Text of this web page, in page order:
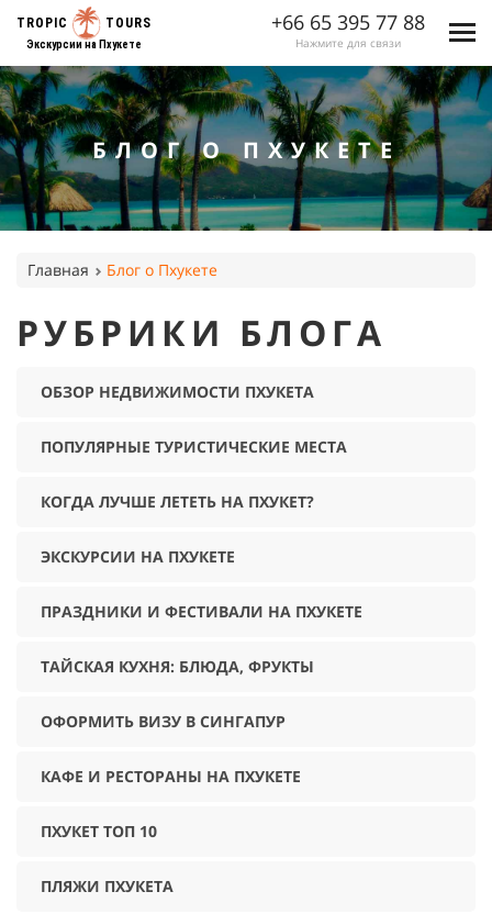
TROPIC TOURS
Экскурсии на Пхукете
+66 65 395 77 88
Нажмите для связи
БЛОГ О ПХУКЕТЕ
Главная Блог о Пхукете
РУБРИКИ БЛОГА
ОБЗОР НЕДВИЖИМОСТИ ПХУКЕТА
ПОПУЛЯРНЫЕ ТУРИСТИЧЕСКИЕ МЕСТА
КОГДА ЛУЧШЕ ЛЕТЕТЬ НА ПХУКЕТ?
ЭКСКУРСИИ НА ПХУКЕТЕ
ПРАЗДНИКИ И ФЕСТИВАЛИ НА ПХУКЕТЕ
ТАЙСКАЯ КУХНЯ: БЛЮДА, ФРУКТЫ
ОФОРМИТЬ ВИЗУ В СИНГАПУР
КАФЕ И РЕСТОРАНЫ НА ПХУКЕТЕ
ПХУКЕТ ТОП 10
ПЛЯЖИ ПХУКЕТА